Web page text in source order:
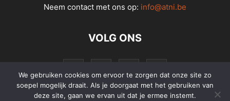
Neem contact met ons op: info@atni.be
VOLG ONS
We gebruiken cookies om ervoor te zorgen dat onze site zo
soepel mogelijk draait. Als je doorgaat met het gebruiken van
deze site, gaan we ervan uit dat je ermee instemt.